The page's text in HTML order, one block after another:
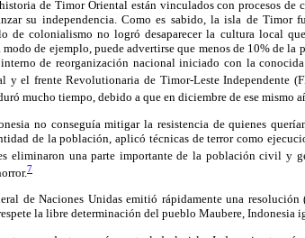
de Timor Oriental están vinculados con procesos
su independencia. Como es sabido, la isla de Timor
de colonialismo no logró desaparecer la cultura local
de ejemplo, puede advertirse que menos de 10% de
de reorganización nacional iniciado con la
y el frente Revolutionaria de Timor-Leste Independente
mucho tiempo, debido a que en diciembre de ese mismo
no conseguía mitigar la resistencia de quienes
de la población, aplicó técnicas de terror como
eliminaron una parte importante de la población civil y
7
de Naciones Unidas emitió rápidamente una
la libre determinación del pueblo Maubere,